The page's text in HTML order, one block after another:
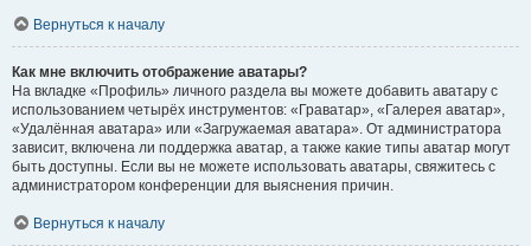
Вернуться к началу
Как мне включить отображение аватары?
На вкладке «Профиль» личного раздела вы можете добавить аватару с
использованием четырёх инструментов: «Граватар», «Галерея аватар»,
«Удалённая аватара» или «Загружаемая аватара». От администратора
зависит, включена ли поддержка аватар, а также какие типы аватар могут
быть доступны. Если вы не можете использовать аватары, свяжитесь с
администратором конференции для выяснения причин.
Вернуться к началу